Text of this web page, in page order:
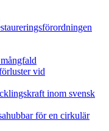
vid
inom svensk
för en cirkulär